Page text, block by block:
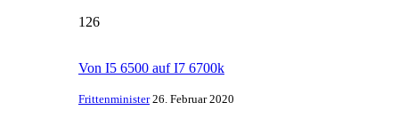
126
Von I5 6500 auf I7 6700k
Frittenminister 26. Februar 2020